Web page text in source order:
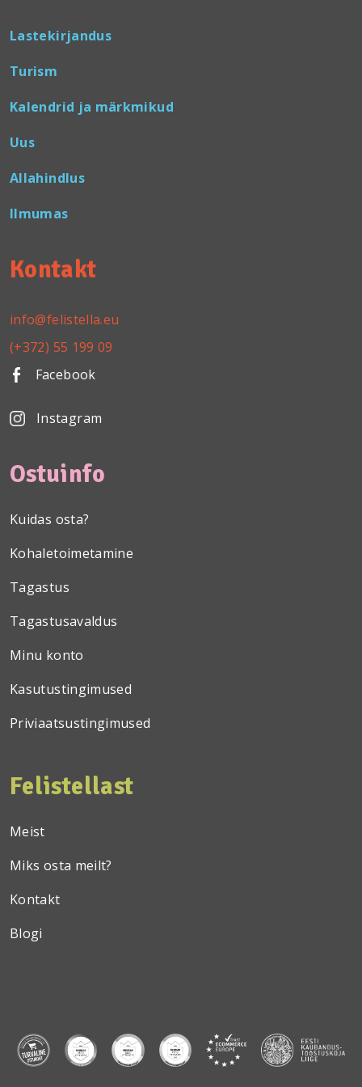
Lastekirjandus
Turism
Kalendrid ja märkmikud
Uus
Allahindlus
Ilmumas
Kontakt
info@felistella.eu
(+372) 55 199 09
Facebook
Instagram
Ostuinfo
Kuidas osta?
Kohaletoimetamine
Tagastus
Tagastusavaldus
Minu konto
Kasutustingimused
Priviaatsustingimused
Felistellast
Meist
Miks osta meilt?
Kontakt
Blogi